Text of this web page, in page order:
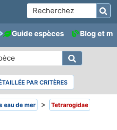
Guide espèces Blog et
PAR CRITÈRES
eau de mer > Tetrarogidae